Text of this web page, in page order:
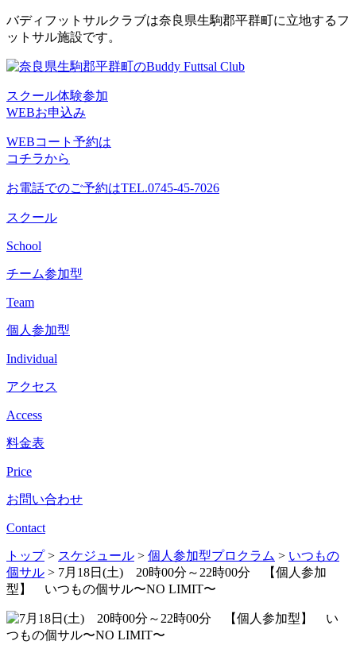
コ
ン
ン
へ
ス
キ
ッ
バディフットサルクラブは奈良県生駒郡平群町に立地するフ
ットサル施設です。
スクール体験参加
WEBお申込み
WEBコート予約は
コチラから
お電話でのご予約はTEL.0745-45-7026
スクール
School
チーム参加型
Team
個人参加型
Individual
アクセス
Access
料金表
Price
お問い合わせ
Contact
トップ> スケジュール > 個人参加型プロクラム > いつもの
個サル > 7月18日(土) 20時00分～22時00分 【個人参加
型】 いつもの個サル〜NO LIMIT〜